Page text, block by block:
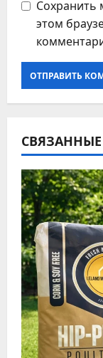
Сохранить
этом